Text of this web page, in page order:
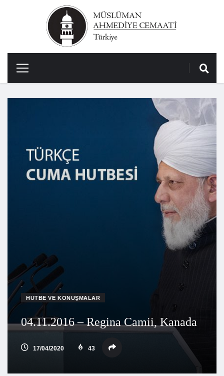
HUTBE VE KONUŞMALAR
04.11.2016 – Regina Camii, Kanada
17/04/2020 43